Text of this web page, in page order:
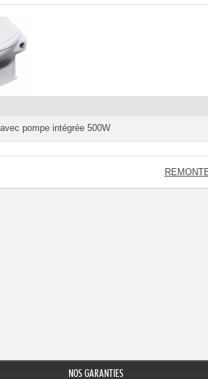
pompe intégrée 500W
NOS GARANTIES